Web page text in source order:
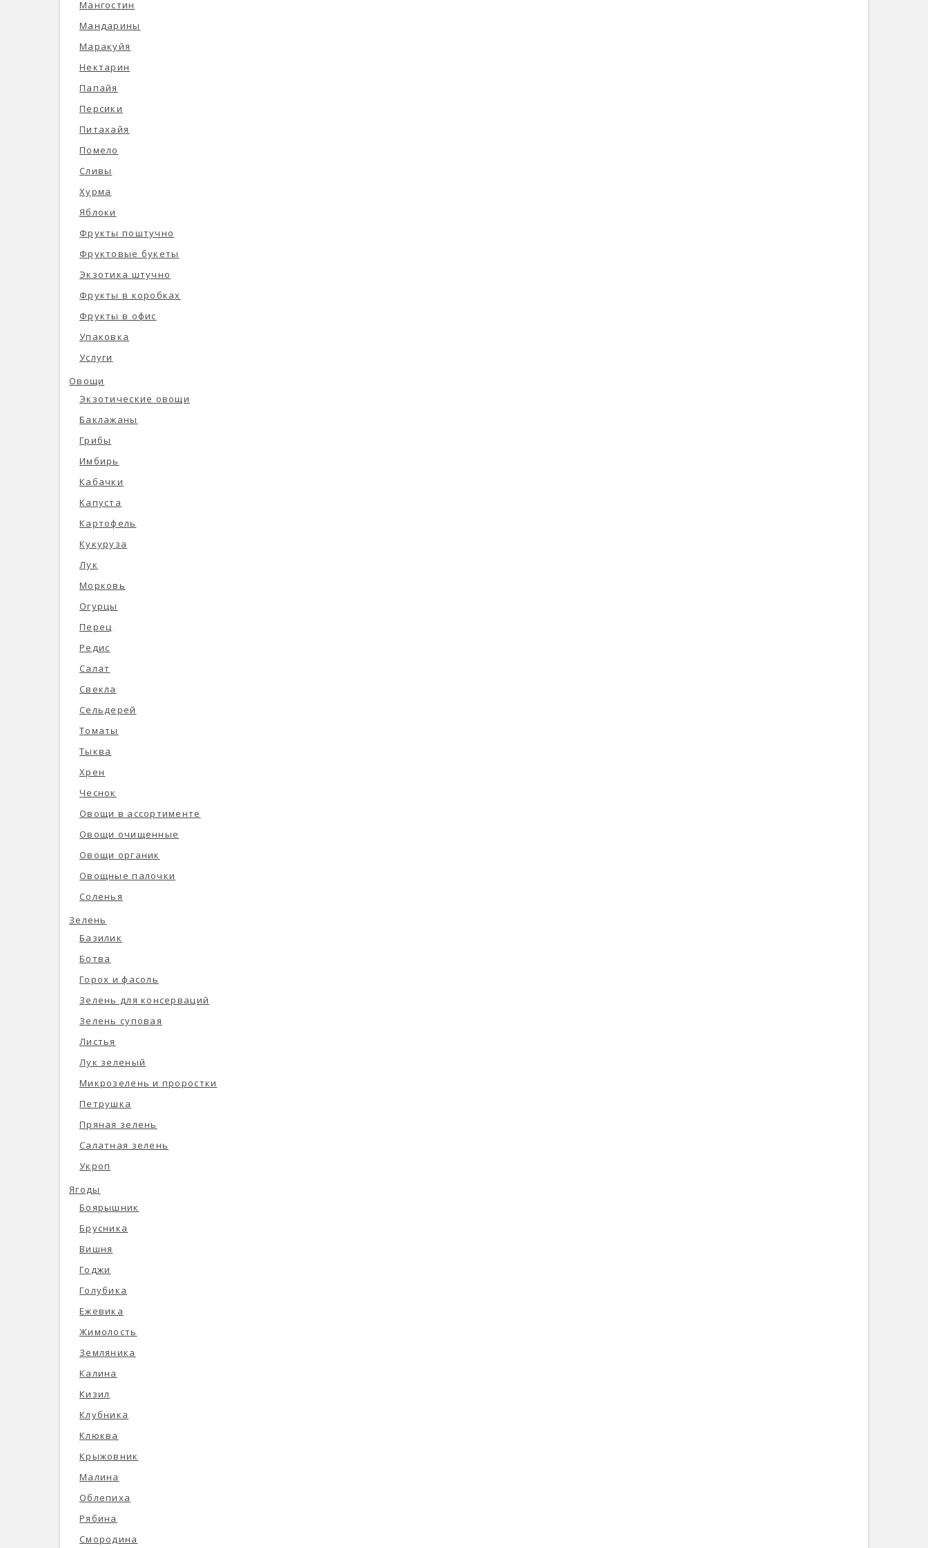
Мангостин
Мандарины
Маракуйя
Нектарин
Папайя
Персики
Питахайя
Помело
Сливы
Хурма
Яблоки
Фрукты поштучно
Фруктовые букеты
Экзотика штучно
Фрукты в коробках
Фрукты в офис
Упаковка
Услуги
Овощи
Экзотические овощи
Баклажаны
Грибы
Имбирь
Кабачки
Капуста
Картофель
Кукуруза
Лук
Морковь
Огурцы
Перец
Редис
Салат
Свекла
Сельдерей
Томаты
Тыква
Хрен
Чеснок
Овощи в ассортименте
Овощи очищенные
Овощи органик
Овощные палочки
Соленья
Зелень
Базилик
Ботва
Горох и фасоль
Зелень для консерваций
Зелень суповая
Листья
Лук зеленый
Микрозелень и проростки
Петрушка
Пряная зелень
Салатная зелень
Укроп
Ягоды
Боярышник
Брусника
Вишня
Годжи
Голубика
Ежевика
Жимолость
Земляника
Калина
Кизил
Клубника
Клюква
Крыжовник
Малина
Облепиха
Рябина
Смородина